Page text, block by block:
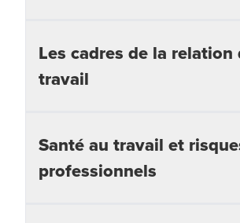
L'actualité en santé / sécurité
Les essentiels du contrat de
Tout savoir sur l'embauche
Les cadres de la relation
travail
L'aménagement du temps de
Les ateliers du droit social
Santé au travail et
professionnels